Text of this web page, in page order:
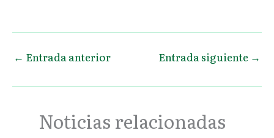
← Entrada anterior Entrada siguiente →
Noticias relacionadas